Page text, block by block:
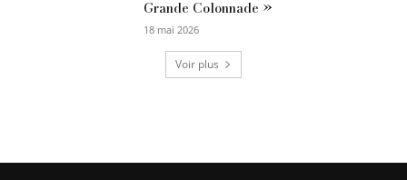
Grande Colonnade »
18 mai 2026
Voir plus